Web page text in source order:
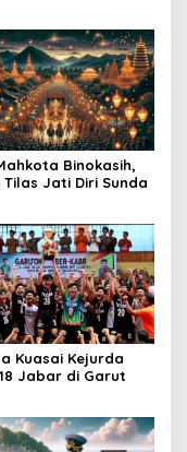
Binokasih,
Tilas Jati Diri Sunda
Kuasai Kejurda
Jabar di Garut